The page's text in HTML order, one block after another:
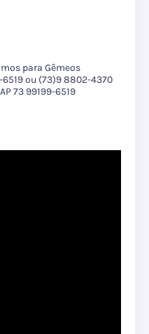
para Gêmeos
6519 ou (73)9 8802-4370
73 99199-6519